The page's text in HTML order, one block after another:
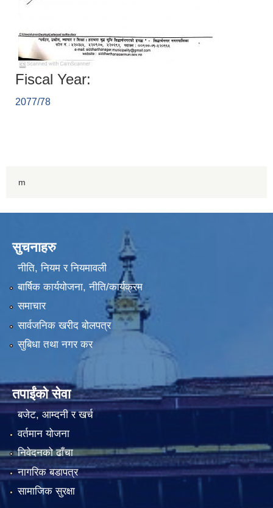
Fiscal Year:
2077/78
m
सुचनाहरु
नीति, नियम र नियमावली
बार्षिक कार्ययोजना, नीति/कार्यक्रम
समाचार
सार्वजनिक खरीद बोलपत्र
सुबिधा तथा नगर कर
तपाईंको सेवा
बजेट, आम्दनी र खर्च
वर्तमान योजना
निवेदनको ढाँचा
नागरिक बडापत्र
सामाजिक सुरक्षा